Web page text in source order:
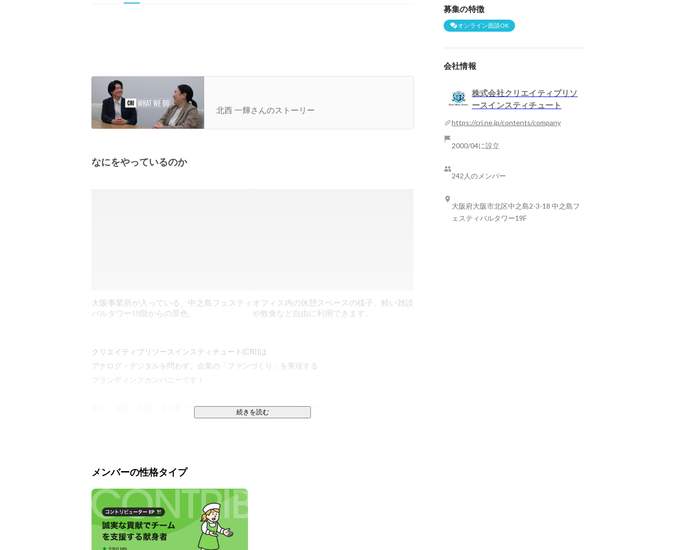
への想い。
北西 一輝さんのストーリー
なにをやっているのか
大阪事業所が入っている、中之島フェスティ
バルタワー19階からの景色。
オフィス内の休憩スペースの様子、軽い雑談
や飲食など自由に利用できます。
クリエイティブリソースインスティチュート(CRI)は
アナログ・デジタルを問わず、企業の「ファンづくり」を実現する
ブランディングカンパニーです！
東京・福岡・大阪・名古屋・伊万里の計5拠点で仲間を募集中です！
・コミュニティデザイン事業
・事業開発/コンサルティング事業広告
など時代に合わせて様々な事業に取り組んでいます。
現在、以下の職種にて募集中！
続きを読む
メンバーの性格タイプ
募集の特徴
オンライン面談OK
会社情報
株式会社クリエイティブリソ
ースインスティチュート
https://cri.ne.jp/contents/company
2000/04に設立
242人のメンバー
大阪府大阪市北区中之島2-3-18 中之島フ
ェスティバルタワー19F